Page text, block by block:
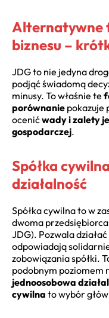
Alternatywne
biznesu –
JDG to nie jedyna
podjąć świadomą
minusy. To właśnie te
porównanie pokazuje
ocenićwady i zalety
gospodarczej.
Spółka
działalność
Spółka cywilna to w
dwoma
JDG). Pozwala
odpowiadają
zobowiązania spółki.
podobnym poziomem
jednoosobowa
cywilna to wybór